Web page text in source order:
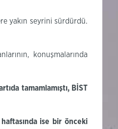
yakın seyrini sürdürdü.
konuşmalarında
tamamlamıştı, BİST
ise bir önceki